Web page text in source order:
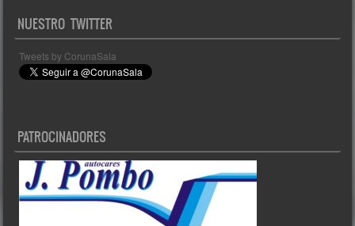
NUESTRO TWITTER
Tweets by CorunaSala
PATROCINADORES